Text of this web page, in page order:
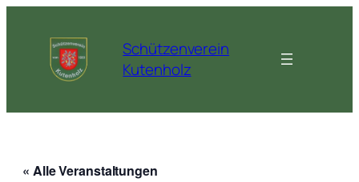
Schützenverein
Kutenholz
« Alle Veranstaltungen